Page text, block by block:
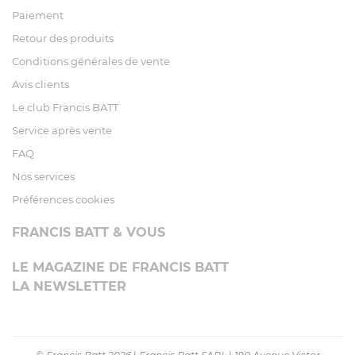
Paiement
Retour des produits
Conditions générales de vente
Avis clients
Le club Francis BATT
Service après vente
FAQ
Nos services
Préférences cookies
FRANCIS BATT & VOUS
LE MAGAZINE DE FRANCIS BATT
LA NEWSLETTER